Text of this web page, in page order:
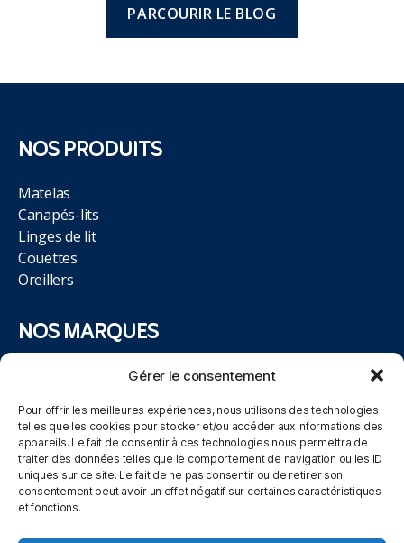
Gérer le consentement
Pour offrir les meilleures expériences, nous utilisons des technologies
telles que les cookies pour stocker et/ou accéder aux informations des
appareils. Le fait de consentir à ces technologies nous permettra de
traiter des données telles que le comportement de navigation ou les ID
uniques sur ce site. Le fait de ne pas consentir ou de retirer son
consentement peut avoir un effet négatif sur certaines caractéristiques
et fonctions.
PARCOURIR LE BLOG
NOS PRODUITS
Matelas
Canapés-lits
Linges de lit
Couettes
Oreillers
NOS MARQUES
Stearns & Foster
André Renault
Bultex
Simmons
Merinos